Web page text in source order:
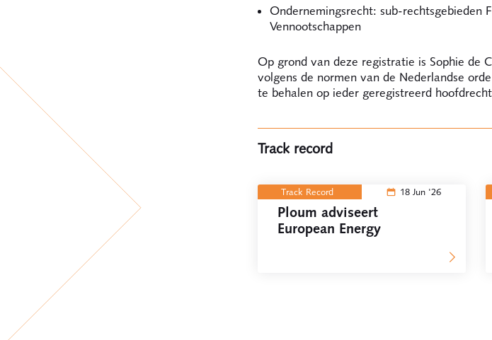
Ondernemingsrecht: sub-rechtsgebieden
Vennootschappen
Op grond van deze registratie is Sophie de
volgens de normen van de Nederlandse
te behalen op ieder geregistreerd
Track record
Track Record 18 Jun '26
Ploum adviseert
European Energy